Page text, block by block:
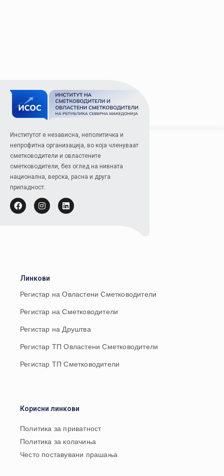
Институтот е независна, неполитичка и
непрофитна организација, во која членуваат
сметководители и овластените
сметководители, без оглед на нивната
национална, верска, расна и друга
припадност.
Линкови
Регистар на Овластени Сметководители
Регистар на Сметководители
Регистар на Друштва
Регистар ТП Овластени Сметководители
Регистар ТП Сметководители
Корисни линкови
Политика за приватност
Политика за колачиња
Често поставувани прашања